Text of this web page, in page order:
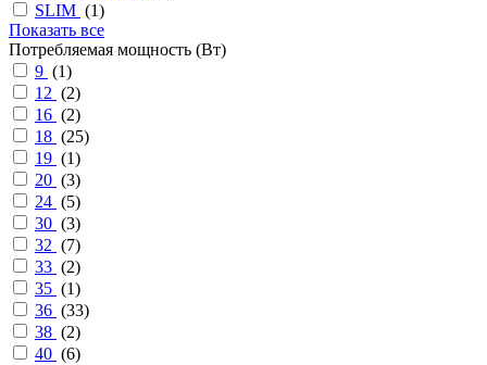
SLIM (1)
Показать все
Потребляемая мощность (Вт)
9 (1)
12 (2)
16 (2)
18 (25)
19 (1)
20 (3)
24 (5)
30 (3)
32 (7)
33 (2)
35 (1)
36 (33)
38 (2)
40 (6)